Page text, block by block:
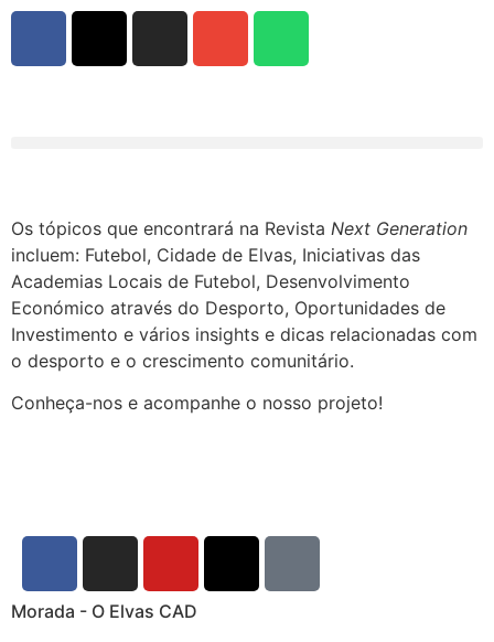
Os tópicos que encontrará na Revista Next Generation
incluem: Futebol, Cidade de Elvas, Iniciativas das
Academias Locais de Futebol, Desenvolvimento
Económico através do Desporto, Oportunidades de
Investimento e vários insights e dicas relacionadas com
o desporto e o crescimento comunitário.
Conheça-nos e acompanhe o nosso projeto!
Morada - O Elvas CAD